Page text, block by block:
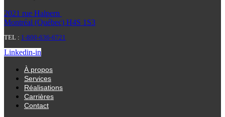
2021 rue Halpern
Montréal (Québec) H4S 1S3
TEL : 1-800-636-6721
Linkedin-in
À propos
Services
Réalisations
Carrières
Contact